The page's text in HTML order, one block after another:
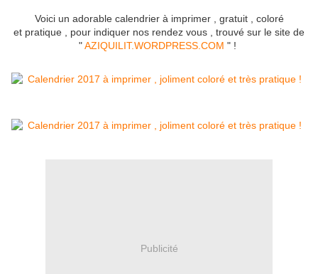
Voici un adorable calendrier à imprimer , gratuit , coloré
et pratique , pour indiquer nos rendez vous , trouvé sur le site de
"AZIQUILIT.WORDPRESS.COM " !
Publicité